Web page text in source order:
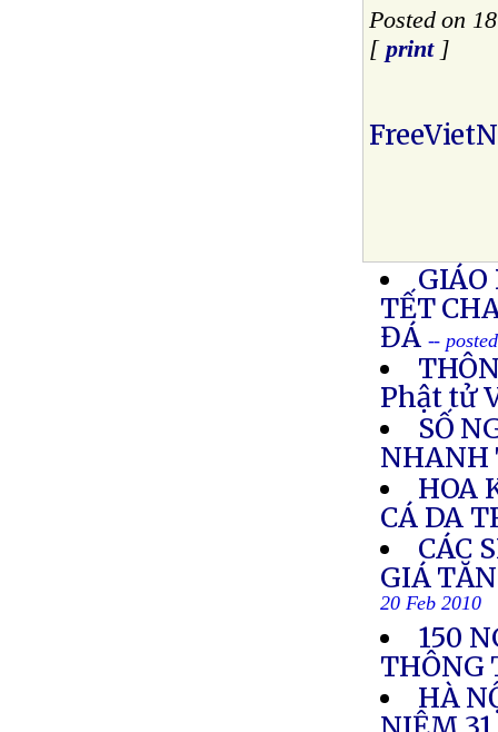
Posted on
[ print]
GIÁO
TẾT
ĐÁ --
Phật tử
SỐ
NHANH
HOA
CÁ DA
CÁC
GIÁ
20 Feb 2010
150
THÔNG
HÀ